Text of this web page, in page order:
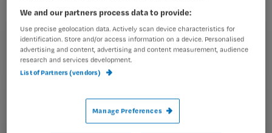
t
e
l
t
i
t
e
l
Meer informatie over uw privacy ?
We and our partners process data to provide:
Use precise geolocation data. Actively scan device characteristics for
identification. Store and/or access information on a device. Personalised
advertising and content, advertising and content measurement, audience
research and services development.
List of Partners (vendors)
Manage Preferences